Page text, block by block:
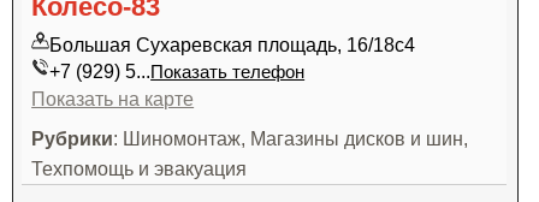
Колесо-83
Большая Сухаревская площадь, 16/18с4
+7 (929) 5...Показать телефон
Показать на карте
Рубрики: Шиномонтаж, Магазины дисков и шин,
Техпомощь и эвакуация